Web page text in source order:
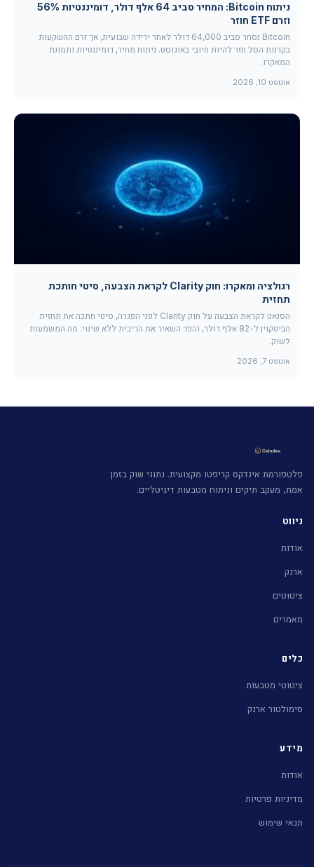
ניתוח Bitcoin: המחיר סביב 64 אלף דולר, דומיננטיות 56%
וזרם ETF חוזר
Bitcoin נסחר סביב 64,000 דולר לאחר ירידה שבועית, אך זרם ההשקעות
בקרנות הסל חזר להיות חיובי באוגוסט. ניתוח מחיר, דומיננטיות ותמונת
המאקרו.
אוגוסט 10, 2026
רגולציה ומאקרו: חוק Clarity לקראת הצבעה, סיטי חותכת
תחזית
הסנאט לקראת הצבעה על חוק Clarity לפני הפגרה, סיטי חתכה את תחזית
הביטקוין ל-82 אלף דולר, והפד השאיר את הריבית ללא שינוי. מה המשמעות
לשוק.
אוגוסט 7, 2026
פלטפורמת אינדקס קריפטו מקצועית. נתוני שוק בזמן
אמת, מעקב תיקים וניתוח מטבעות דיגיטליים.
ניווט
אודות
ארנק
ציטוטים
מאמרים
כלים
ציטוטי מטבעות
סימולטור ארנק
מידע
אודות
מדיניות פרטיות
תנאי שימוש